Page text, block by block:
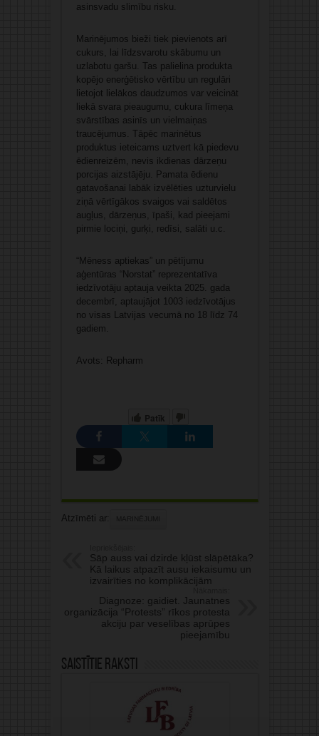
asinsvadu slimību risku.
Marinējumos bieži tiek pievienots arī
cukurs, lai līdzsvarotu skābumu un
uzlabotu garšu. Tas palielina produkta
kopējo enerģētisko vērtību un regulāri
lietojot lielākos daudzumos var veicināt
liekā svara pieaugumu, cukura līmeņa
svārstības asinīs un vielmaiņas
traucējumus. Tāpēc marinētus
produktus ieteicams uztvert kā piedevu
ēdienreizēm, nevis ikdienas dārzeņu
porcijas aizstājēju. Pamata ēdienu
gatavošanai labāk izvēlēties uzturvielu
ziņā vērtīgākos svaigos vai saldētos
augļus, dārzeņus, īpaši, kad pieejami
pirmie lociņi, gurķi, redīsi, salāti u.c.
“Mēness aptiekas” un pētījumu
aģentūras “Norstat” reprezentatīva
iedzīvotāju aptauja veikta 2025. gada
decembrī, aptaujājot 1003 iedzīvotājus
no visas Latvijas vecumā no 18 līdz 74
gadiem.
Avots: Repharm
Patīk
Atzīmēti ar: MARINĒJUMI
Sāp auss vai dzirde kļūst slāpētāka?
Kā laikus atpazīt ausu iekaisumu un
izvairīties no komplikācijām
Diagnoze: gaidiet. Jaunatnes
organizācija “Protests” rīkos protesta
akciju par veselības aprūpes
pieejamību
Saistītie raksti